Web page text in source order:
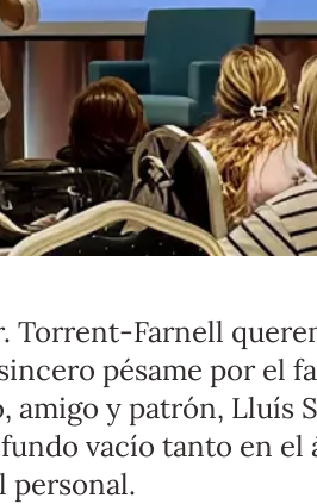
Torrent-Farnell
pésame por el
amigo y patrón, Lluís
vacío tanto en el
personal.